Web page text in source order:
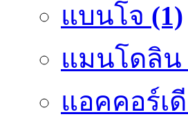
แบนโจ (1)
แมนโดลิน
แอคคอร์เ